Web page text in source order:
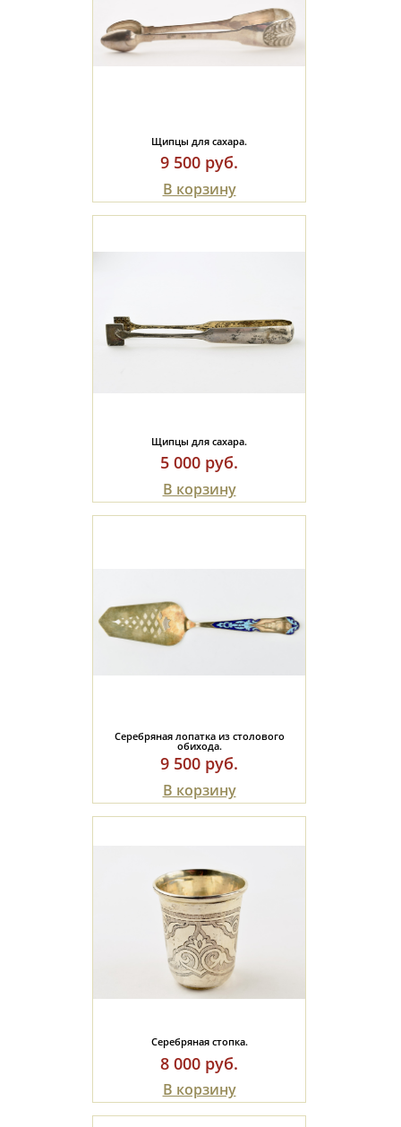
Щипцы для сахара.
9 500 руб.
В корзину
Щипцы для сахара.
5 000 руб.
В корзину
Серебряная лопатка из столового
обихода.
9 500 руб.
В корзину
Серебряная стопка.
8 000 руб.
В корзину